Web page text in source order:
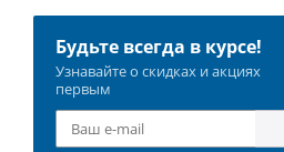
Будьте всегда в курсе!
Узнавайте о скидках и акциях
первым